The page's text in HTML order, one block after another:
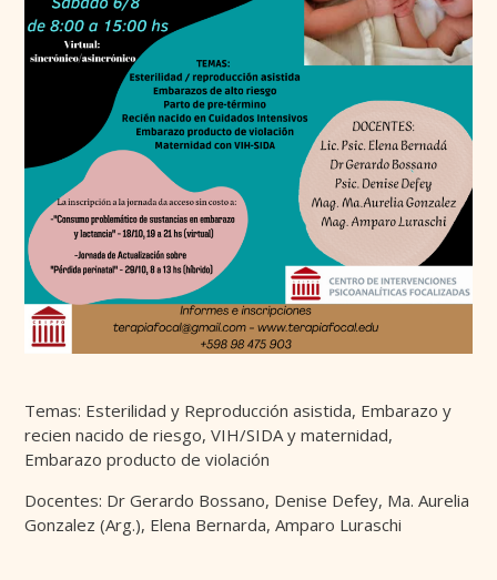
Temas: Esterilidad y Reproducción asistida, Embarazo y
recien nacido de riesgo, VIH/SIDA y maternidad,
Embarazo producto de violación
Docentes: Dr Gerardo Bossano, Denise Defey, Ma. Aurelia
Gonzalez (Arg.), Elena Bernarda, Amparo Luraschi